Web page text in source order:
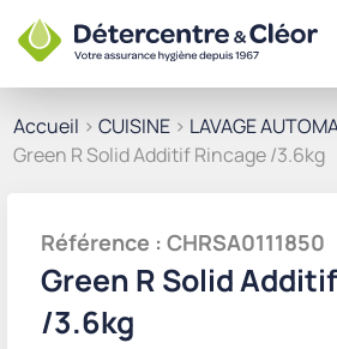
Accueil > CUISINE > LAVAGE
Green R Solid Additif Rincage /3.6kg
Référence : CHRSA0111850
Green R Solid
/3.6kg